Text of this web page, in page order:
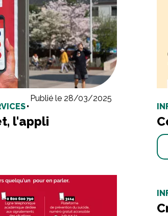
•
Publié le 28/03/2025
l'appli